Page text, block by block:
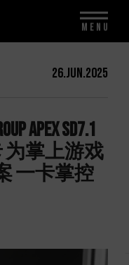
26.Jun.2025
APEX SD7.1
为掌上游戏
一卡掌控
MENU